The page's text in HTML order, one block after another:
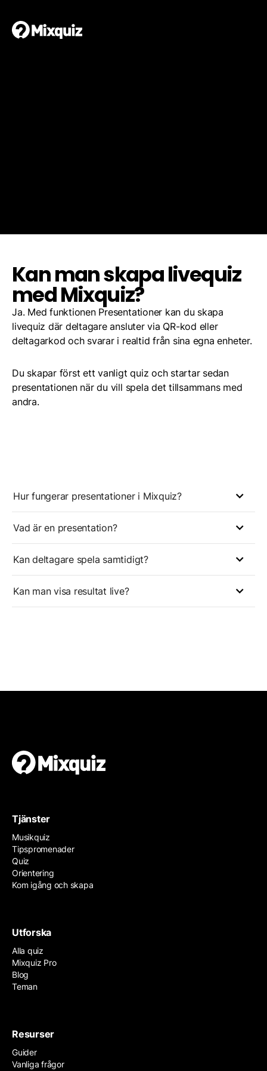
Kan man skapa livequiz
med Mixquiz?
Ja. Med funktionen Presentationer kan du skapa
livequiz där deltagare ansluter via QR-kod eller
deltagarkod och svarar i realtid från sina egna enheter.
Du skapar först ett vanligt quiz och startar sedan
presentationen när du vill spela det tillsammans med
andra.
Hur fungerar presentationer i Mixquiz?
Vad är en presentation?
Kan deltagare spela samtidigt?
Kan man visa resultat live?
Tjänster
Musikquiz
Tipspromenader
Quiz
Orientering
Kom igång och skapa
Utforska
Alla quiz
Mixquiz Pro
Blog
Teman
Resurser
Guider
Vanliga frågor